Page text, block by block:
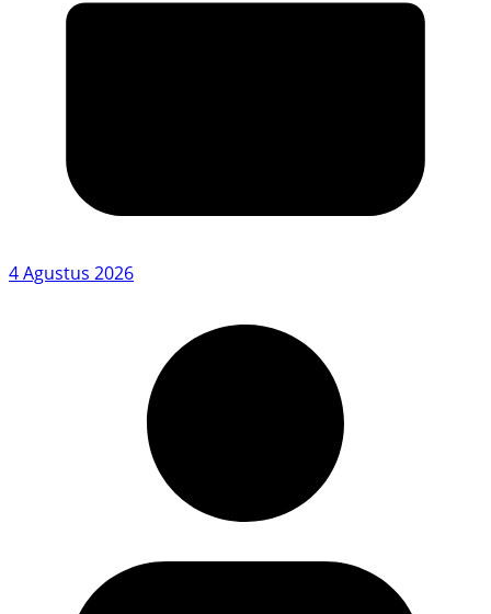
4 Agustus 2026